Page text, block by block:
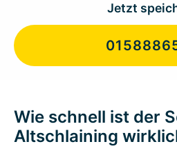
Jetzt
Wie schnell ist der
Altschlaining